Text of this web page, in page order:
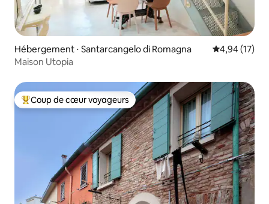
Hébergement ⋅ Santarcangelo di Romagna Évaluation
4,94 (17)
Maison Utopia
Coups de cœur voyageurs les plus appréciés
Coup de cœur voyageurs